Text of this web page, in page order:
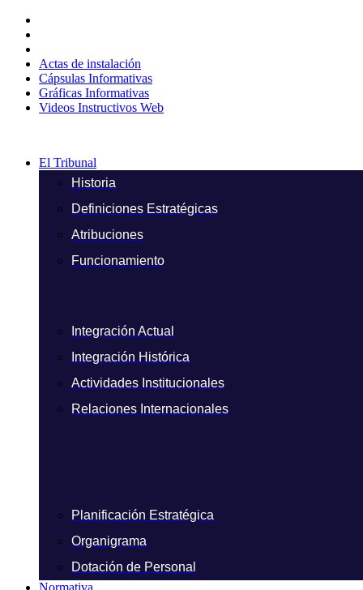
contenido
Actas de instalación
Cápsulas Informativas
Gráficas Informativas
Videos Instructivos Web
El Tribunal
Historia
Definiciones Estratégicas
Atribuciones
Funcionamiento
Integración Actual
Integración Histórica
Actividades Institucionales
Relaciones Internacionales
Planificación Estratégica
Organigrama
Dotación de Personal
Normativa